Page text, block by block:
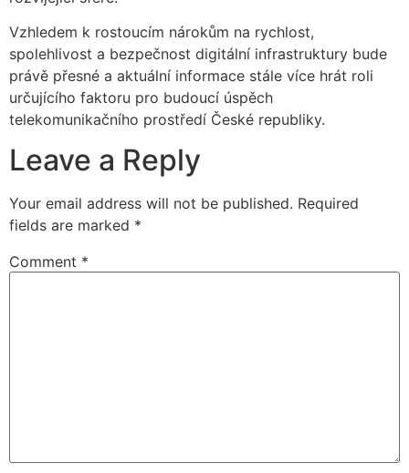
Vzhledem k rostoucím nárokům na rychlost,
spolehlivost a bezpečnost digitální infrastruktury bude
právě přesné a aktuální informace stále více hrát roli
určujícího faktoru pro budoucí úspěch
telekomunikačního prostředí České republiky.
Leave a Reply
Your email address will not be published. Required
fields are marked *
Comment *